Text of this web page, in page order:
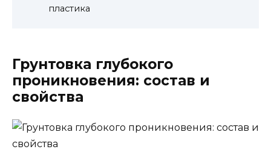
пластика
Грунтовка глубокого
проникновения: состав и
свойства